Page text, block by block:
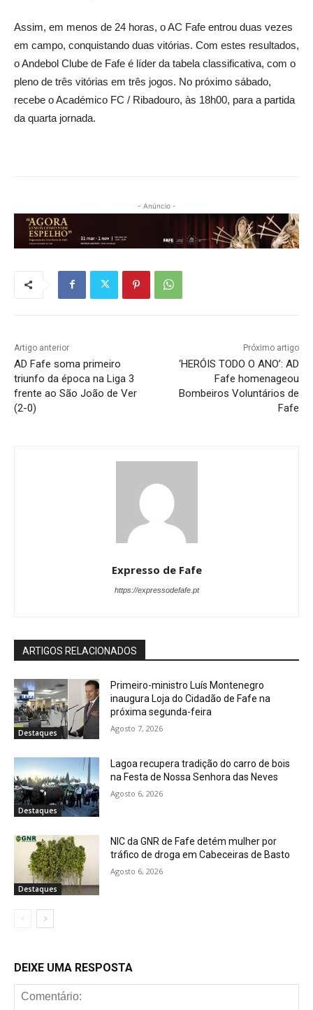
Assim, em menos de 24 horas, o AC Fafe entrou duas vezes
em campo, conquistando duas vitórias. Com estes resultados,
o Andebol Clube de Fafe é líder da tabela classificativa, com o
pleno de três vitórias em três jogos. No próximo sábado,
recebe o Académico FC / Ribadouro, às 18h00, para a partida
da quarta jornada.
- Anúncio -
Artigo anterior
AD Fafe soma primeiro
triunfo da época na Liga 3
frente ao São João de Ver
(2-0)
Próximo artigo
‘HERÓIS TODO O ANO’: AD
Fafe homenageou
Bombeiros Voluntários de
Fafe
Expresso de Fafe
https://expressodefafe.pt
ARTIGOS RELACIONADOS
Destaques
Primeiro-ministro Luís Montenegro
inaugura Loja do Cidadão de Fafe na
próxima segunda-feira
Agosto 7, 2026
Destaques
Lagoa recupera tradição do carro de bois
na Festa de Nossa Senhora das Neves
Agosto 6, 2026
Destaques
NIC da GNR de Fafe detém mulher por
tráfico de droga em Cabeceiras de Basto
Agosto 6, 2026
DEIXE UMA RESPOSTA